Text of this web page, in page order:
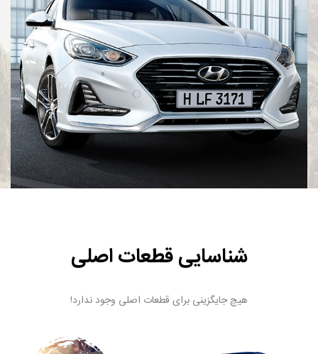
شناسایی قطعات اصلی
هیچ جایگزینی برای قطعات اصلی وجود ندارد!